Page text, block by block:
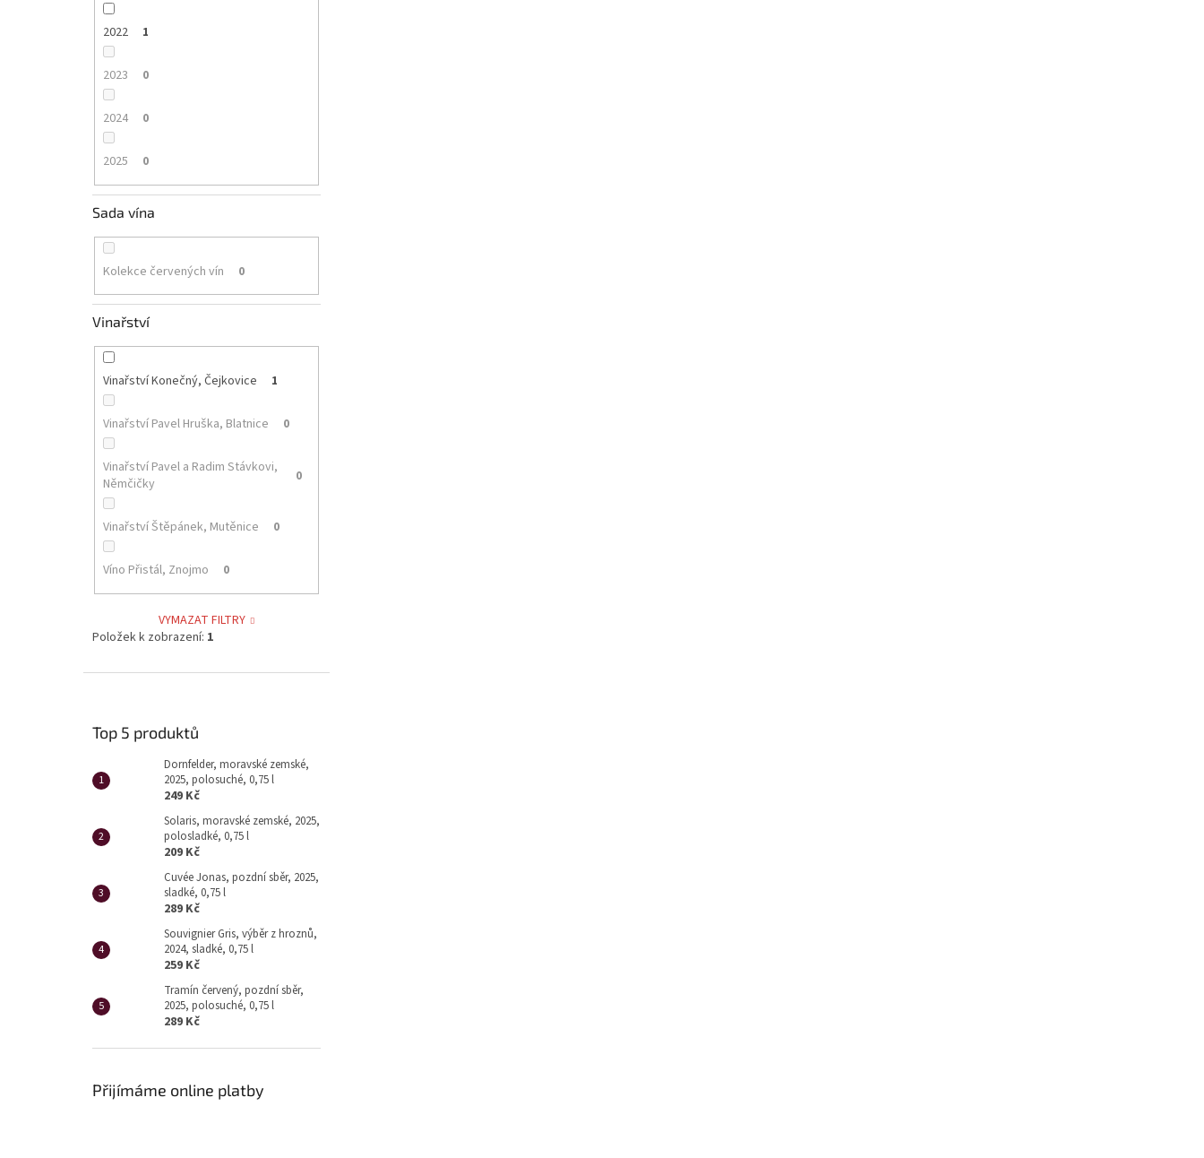
2022 1
2023 0
2024 0
2025 0
Sada vína
Kolekce červených vín 0
Vinařství
Vinařství Konečný, Čejkovice 1
Vinařství Pavel Hruška, Blatnice 0
Vinařství Pavel a Radim Stávkovi,
Němčičky
0
Vinařství Štěpánek, Mutěnice 0
Víno Přistál, Znojmo 0
VYMAZAT FILTRY
Položek k zobrazení: 1
Top 5 produktů
Dornfelder, moravské zemské,
2025, polosuché, 0,75 l
249 Kč
Solaris, moravské zemské, 2025,
polosladké, 0,75 l
209 Kč
Cuvée Jonas, pozdní sběr, 2025,
sladké, 0,75 l
289 Kč
Souvignier Gris, výběr z hroznů,
2024, sladké, 0,75 l
259 Kč
Tramín červený, pozdní sběr,
2025, polosuché, 0,75 l
289 Kč
Přijímáme online platby